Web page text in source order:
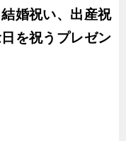
婚祝い、出産祝
を祝うプレゼン